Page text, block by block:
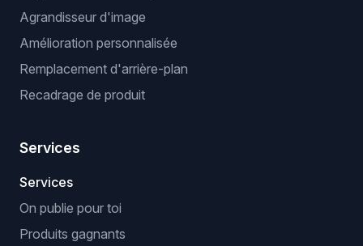
Agrandisseur d'image
Amélioration personnalisée
Remplacement d'arrière-plan
Recadrage de produit
Services
Services
On publie pour toi
Produits gagnants